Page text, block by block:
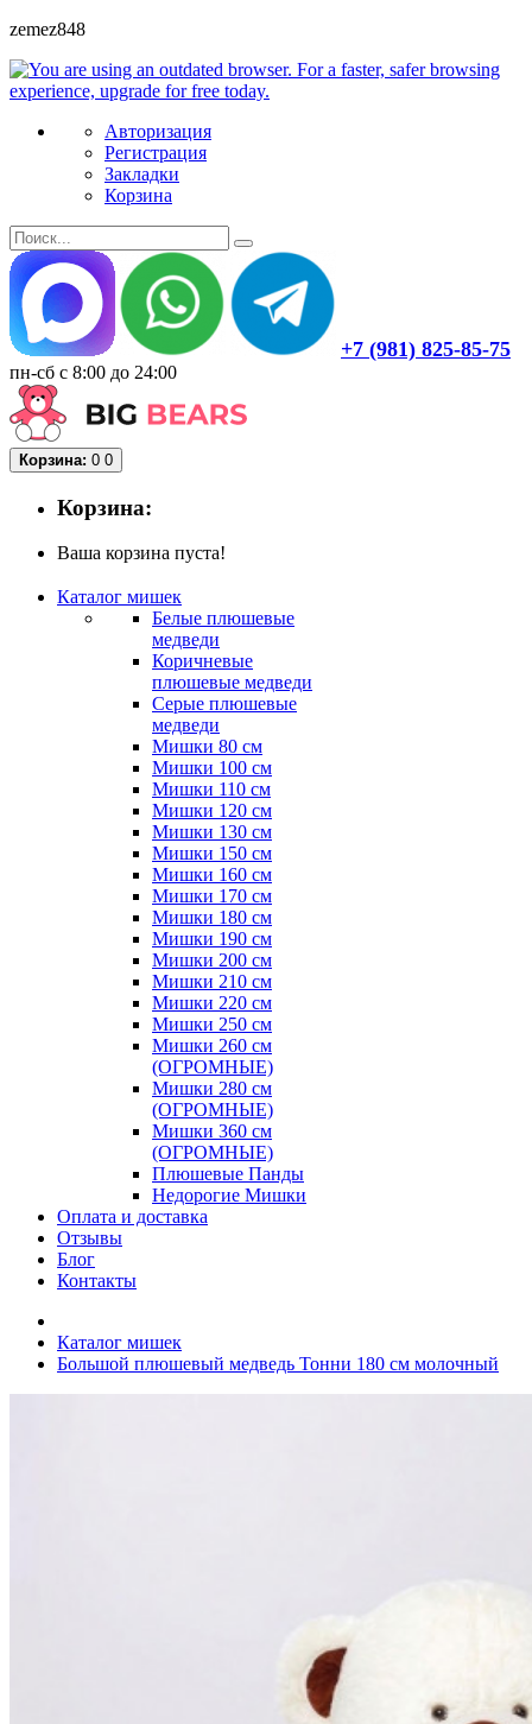
zemez848
Авторизация
Регистрация
Закладки
Корзина
+7 (981) 825-85-75
пн-сб с 8:00 до 24:00
Корзина: 0 0
Корзина:
Ваша корзина пуста!
Каталог мишек
Белые плюшевые
медведи
Коричневые
плюшевые медведи
Серые плюшевые
медведи
Мишки 80 см
Мишки 100 см
Мишки 110 см
Мишки 120 см
Мишки 130 см
Мишки 150 см
Мишки 160 см
Мишки 170 см
Мишки 180 см
Мишки 190 см
Мишки 200 см
Мишки 210 см
Мишки 220 см
Мишки 250 см
Мишки 260 см
(ОГРОМНЫЕ)
Мишки 280 см
(ОГРОМНЫЕ)
Мишки 360 см
(ОГРОМНЫЕ)
Плюшевые Панды
Недорогие Мишки
Оплата и доставка
Отзывы
Блог
Контакты
Каталог мишек
Большой плюшевый медведь Тонни 180 см молочный